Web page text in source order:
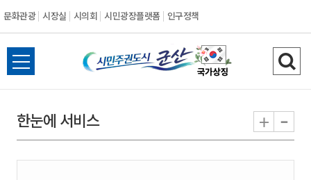
문화관광 시장실 시의회 시민광장플랫폼 인구정책
시
민
권
전
체
뉴
열
검
색
기
한눈에 서비스 + -